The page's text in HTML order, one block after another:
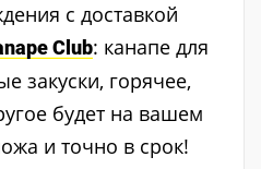
с доставкой
Club: канапе для
закуски, горячее,
будет на вашем
и точно в срок!